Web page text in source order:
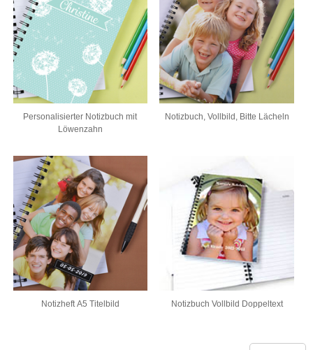
Personalisierter Notizbuch mit
Löwenzahn
Notizbuch, Vollbild, Bitte Lächeln
Notizheft A5 Titelbild Notizbuch Vollbild Doppeltext